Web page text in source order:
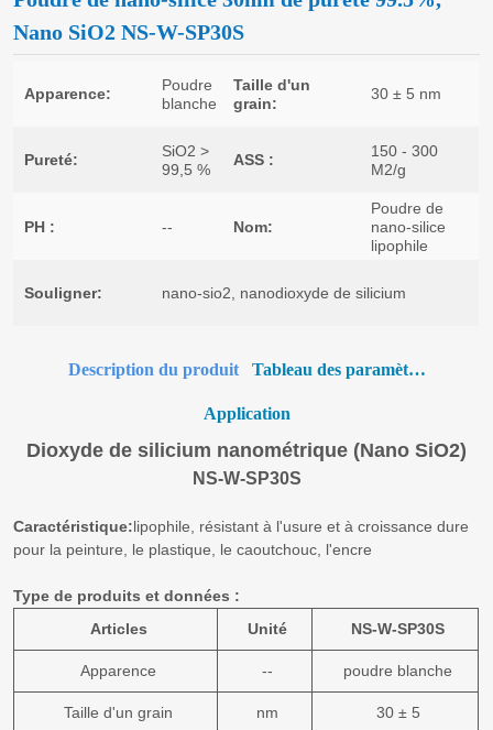
Nano SiO2 NS-W-SP30S
Description du produit Tableau des paramètres
Application
Dioxyde de silicium nanométrique (Nano SiO2)
NS-W-SP30S
Caractéristique:lipophile, résistant à l'usure et à croissance dure
pour la peinture, le plastique, le caoutchouc, l'encre
Type de produits et données :
Articles
Unité NS-W-SP30S
Apparence -- poudre blanche
Taille d'un grain nm 30 ± 5